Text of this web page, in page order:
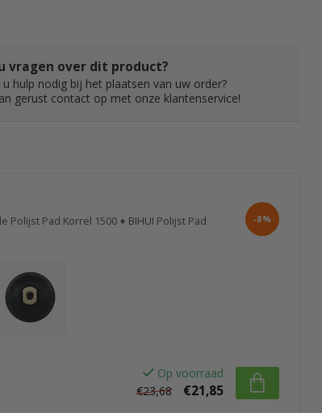
vragen over dit product?
hulp nodig bij het plaatsen van uw order?
gerust contact op met onze klantenservice!
Polijst Pad Korrel 1500 + BIHUI Polijst Pad
-8%
Op voorraad
€23,68
€21,85